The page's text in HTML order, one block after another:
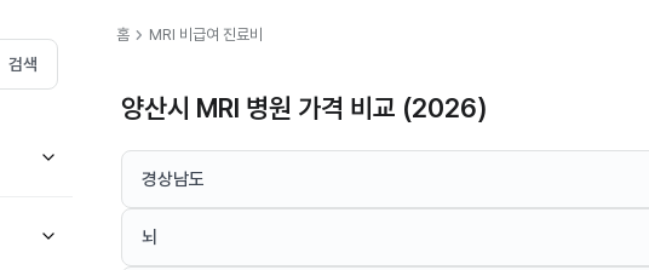
검색
홈 chevron_right MRI 비급여 진료비
양산시 MRI 병원 가격 비교 (2026)
경상남도
뇌